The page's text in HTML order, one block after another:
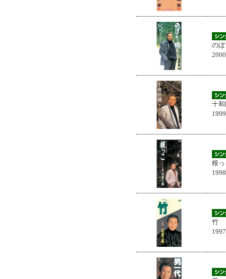
の
十
根
竹